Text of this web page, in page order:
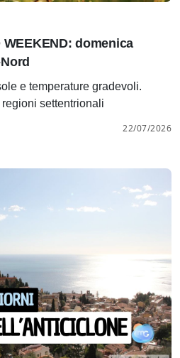
domenica
e temperature gradevoli.
settentrionali
22/07/2026